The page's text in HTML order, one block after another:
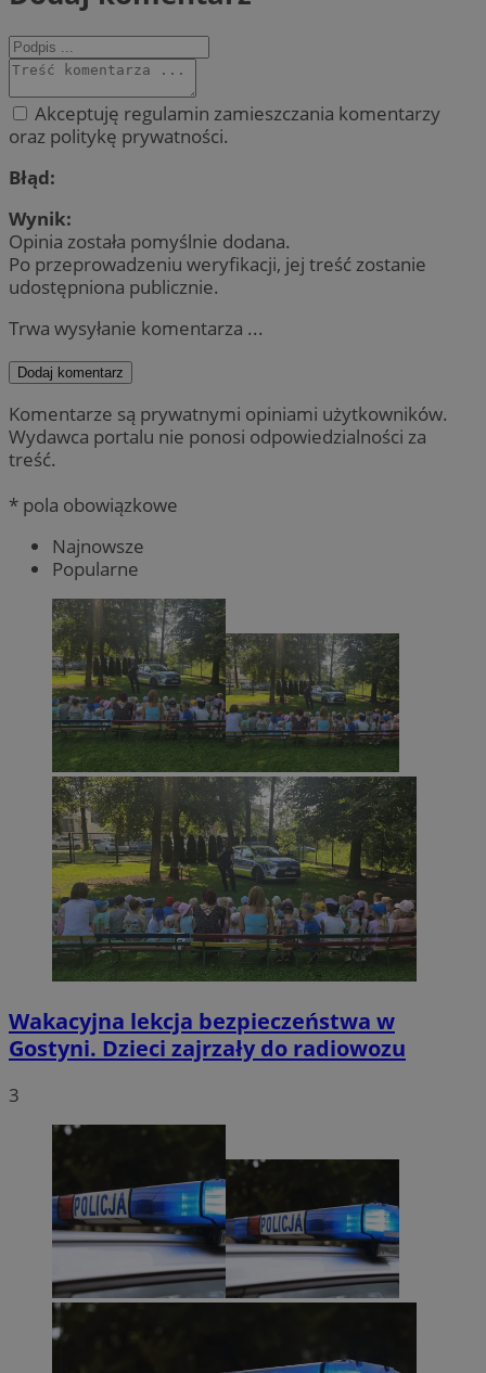
Akceptuję regulamin zamieszczania komentarzy
oraz politykę prywatności.
Błąd:
Wynik:
Opinia została pomyślnie dodana.
Po przeprowadzeniu weryfikacji, jej treść zostanie
udostępniona publicznie.
Trwa wysyłanie komentarza ...
Dodaj komentarz
Komentarze są prywatnymi opiniami użytkowników.
Wydawca portalu nie ponosi odpowiedzialności za
treść.
* pola obowiązkowe
Najnowsze
Popularne
Wakacyjna lekcja bezpieczeństwa w
Gostyni. Dzieci zajrzały do radiowozu
3